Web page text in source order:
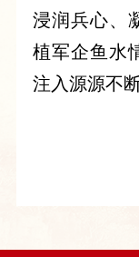
浸润兵心、
植军企鱼水
注入源源不